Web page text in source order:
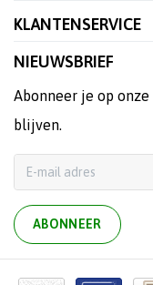
KLANTENSERVICE
NIEUWSBRIEF
Abonneer je op
blijven.
ABONNEER